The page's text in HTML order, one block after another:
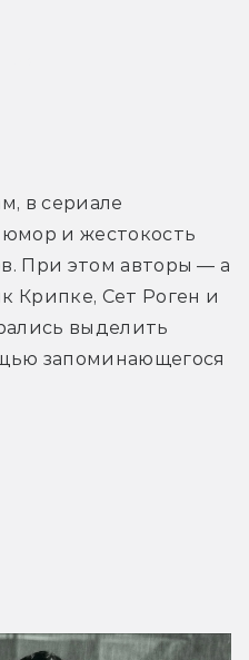
в сериале
и жестокость
При этом авторы — а
Крипке, Сет Роген и
выделить
запоминающегося